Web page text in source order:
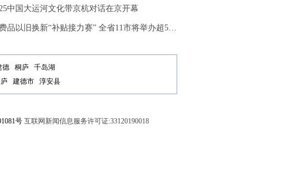
中国大运河文化带京杭对话在京开幕
品以旧换新“补贴接力赛” 全省11市将举办超500场系列活动
德 桐庐
千岛湖
建德市 淳安县
号 互联网新闻信息服务许可证:33120190018